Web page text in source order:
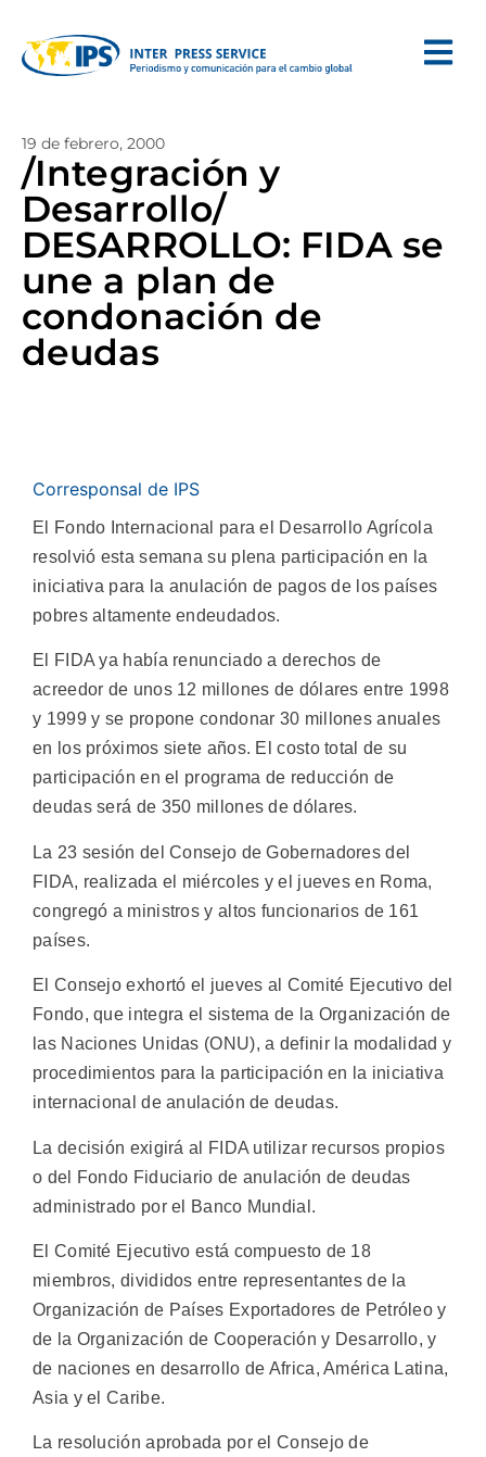
19 de febrero, 2000
/Integración y
Desarrollo/
DESARROLLO: FIDA se
une a plan de
condonación de
deudas
Corresponsal de IPS
El Fondo Internacional para el Desarrollo Agrícola
resolvió esta semana su plena participación en la
iniciativa para la anulación de pagos de los países
pobres altamente endeudados.
El FIDA ya había renunciado a derechos de
acreedor de unos 12 millones de dólares entre 1998
y 1999 y se propone condonar 30 millones anuales
en los próximos siete años. El costo total de su
participación en el programa de reducción de
deudas será de 350 millones de dólares.
La 23 sesión del Consejo de Gobernadores del
FIDA, realizada el miércoles y el jueves en Roma,
congregó a ministros y altos funcionarios de 161
países.
El Consejo exhortó el jueves al Comité Ejecutivo del
Fondo, que integra el sistema de la Organización de
las Naciones Unidas (ONU), a definir la modalidad y
procedimientos para la participación en la iniciativa
internacional de anulación de deudas.
La decisión exigirá al FIDA utilizar recursos propios
o del Fondo Fiduciario de anulación de deudas
administrado por el Banco Mundial.
El Comité Ejecutivo está compuesto de 18
miembros, divididos entre representantes de la
Organización de Países Exportadores de Petróleo y
de la Organización de Cooperación y Desarrollo, y
de naciones en desarrollo de Africa, América Latina,
Asia y el Caribe.
La resolución aprobada por el Consejo de